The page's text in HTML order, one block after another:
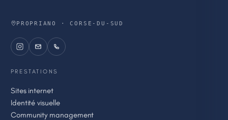
PROPRIANO · CORSE-DU-SUD
PRESTATIONS
Sites internet
Identité visuelle
Community management